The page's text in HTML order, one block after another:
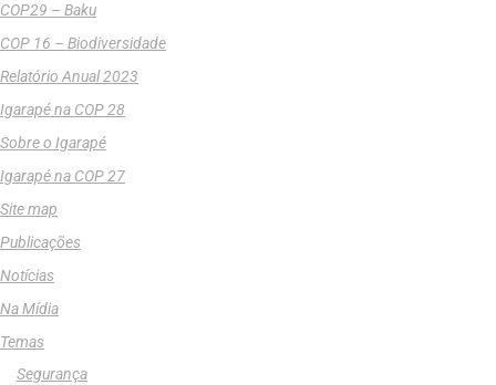
COP29 – Baku
COP 16 – Biodiversidade
Relatório Anual 2023
Igarapé na COP 28
Sobre o Igarapé
Igarapé na COP 27
Site map
Publicações
Notícias
Na Mídia
Temas
Segurança